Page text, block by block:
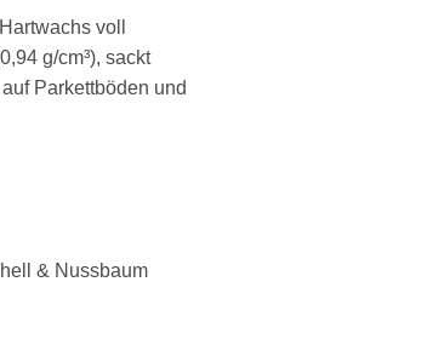
voll
g/cm³), sackt
Parkettböden und
& Nussbaum